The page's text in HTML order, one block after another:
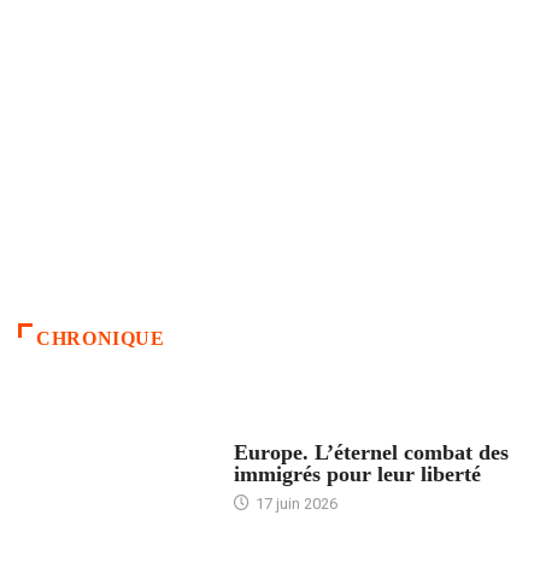
CHRONIQUE
Europe. L’éternel combat des
immigrés pour leur liberté
17 juin 2026